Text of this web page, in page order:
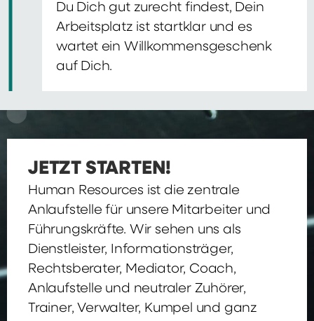
Du Dich gut zurecht findest, Dein
Arbeitsplatz ist startklar und es
wartet ein Willkommensgeschenk
auf Dich.
JETZT STARTEN!
Human Resources ist die zentrale
Anlaufstelle für unsere Mitarbeiter und
Führungskräfte. Wir sehen uns als
Dienstleister, Informationsträger,
Rechtsberater, Mediator, Coach,
Anlaufstelle und neutraler Zuhörer,
Trainer, Verwalter, Kumpel und ganz